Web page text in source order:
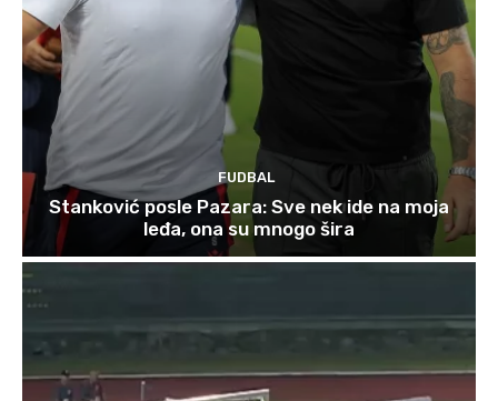
FUDBAL
Stanković posle Pazara: Sve nek ide na moja
leđa, ona su mnogo šira